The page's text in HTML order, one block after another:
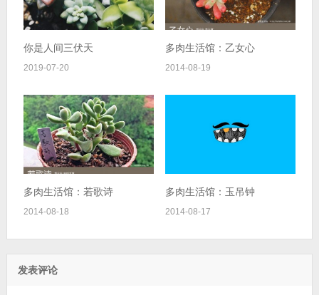
你是人间三伏天
2019-07-20
多肉生活馆：乙女心
2014-08-19
多肉生活馆：若歌诗
2014-08-18
多肉生活馆：玉吊钟
2014-08-17
发表评论